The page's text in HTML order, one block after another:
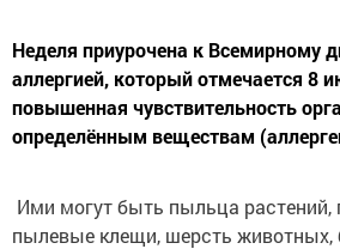
Неделя приурочена к Всемирному
аллергией, который отмечается 8
повышенная чувствительность
определённым веществам
Ими могут быть пыльца растений,
пылевые клещи, шерсть животных,